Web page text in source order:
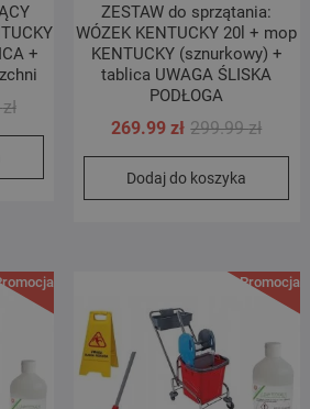
+
złPierwotna
cena
wynosiła:
419.00 zł.
Aktualna
cena
389.00 zł.
ZESTAW do sprzątania:
WÓZEK KENTUCKY 20l + mop
KENTUCKY (sznurkowy) +
tablica UWAGA ŚLISKA
PODŁOGA
299.99zł
cena
299.99
269.99zł
cena
269.99
Dodaj do koszyka
Promocja!